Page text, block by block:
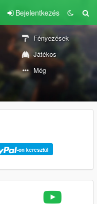
Bejelentkezés
Fényezések
Játékos
Még
-on keresztül